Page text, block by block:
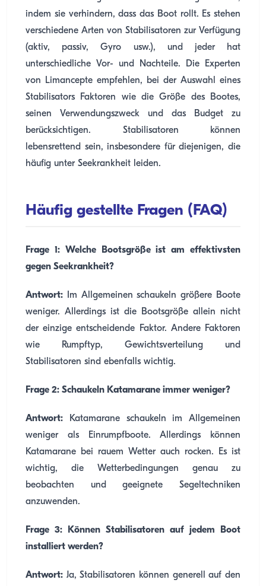
indem sie verhindern, dass das Boot rollt. Es stehen
verschiedene Arten von Stabilisatoren zur Verfügung
(aktiv, passiv, Gyro usw.), und jeder hat
unterschiedliche Vor- und Nachteile. Die Experten
von Limancepte empfehlen, bei der Auswahl eines
Stabilisators Faktoren wie die Größe des Bootes,
seinen Verwendungszweck und das Budget zu
berücksichtigen. Stabilisatoren können
lebensrettend sein, insbesondere für diejenigen, die
häufig unter Seekrankheit leiden.
Häufig gestellte Fragen (FAQ)
Frage 1: Welche Bootsgröße ist am effektivsten
gegen Seekrankheit?
Antwort: Im Allgemeinen schaukeln größere Boote
weniger. Allerdings ist die Bootsgröße allein nicht
der einzige entscheidende Faktor. Andere Faktoren
wie Rumpftyp, Gewichtsverteilung und
Stabilisatoren sind ebenfalls wichtig.
Frage 2: Schaukeln Katamarane immer weniger?
Antwort: Katamarane schaukeln im Allgemeinen
weniger als Einrumpfboote. Allerdings können
Katamarane bei rauem Wetter auch rocken. Es ist
wichtig, die Wetterbedingungen genau zu
beobachten und geeignete Segeltechniken
anzuwenden.
Frage 3: Können Stabilisatoren auf jedem Boot
installiert werden?
Antwort: Ja, Stabilisatoren können generell auf den